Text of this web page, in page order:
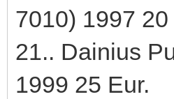
7010) 1997 20
21.. Dainius
1999 25 Eur.